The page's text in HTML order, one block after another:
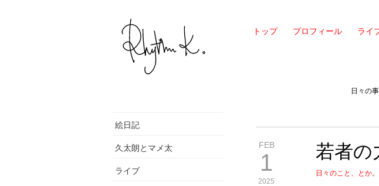
トップ プロフィール ライ
絵日記
久太朗とマメ太
ライブ
日々の
FEB
1
2025
若者
日々のこと、とか。